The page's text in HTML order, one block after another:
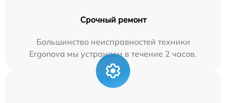
Срочный ремонт
Большинство неисправностей техники
Ergonova мы устраняем в течение 2 часов.